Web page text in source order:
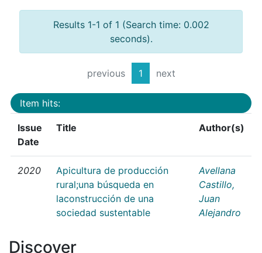
Results 1-1 of 1 (Search time: 0.002
seconds).
previous 1 next
Item hits:
Issue
Date
Title Author(s)
2020
Apicultura de producción
rural;una búsqueda en
laconstrucción de una
sociedad sustentable
Avellana
Castillo,
Juan
Alejandro
Discover